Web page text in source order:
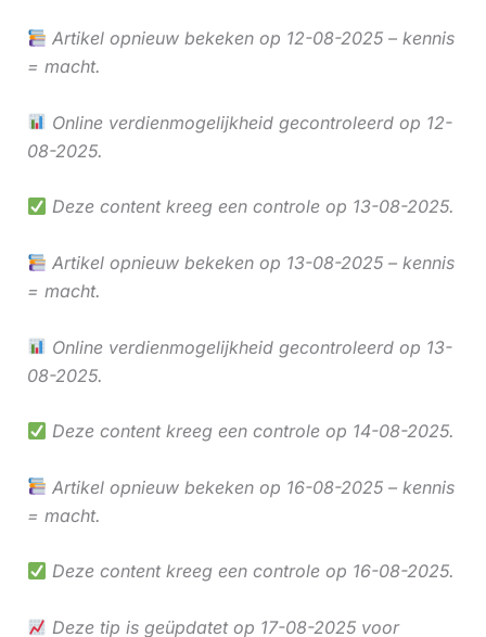
Artikel opnieuw bekeken op 12-08-2025 – kennis
= macht.
Online verdienmogelijkheid gecontroleerd op 12-
08-2025.
Deze content kreeg een controle op 13-08-2025.
Artikel opnieuw bekeken op 13-08-2025 – kennis
= macht.
Online verdienmogelijkheid gecontroleerd op 13-
08-2025.
Deze content kreeg een controle op 14-08-2025.
Artikel opnieuw bekeken op 16-08-2025 – kennis
= macht.
Deze content kreeg een controle op 16-08-2025.
Deze tip is geüpdatet op 17-08-2025 voor